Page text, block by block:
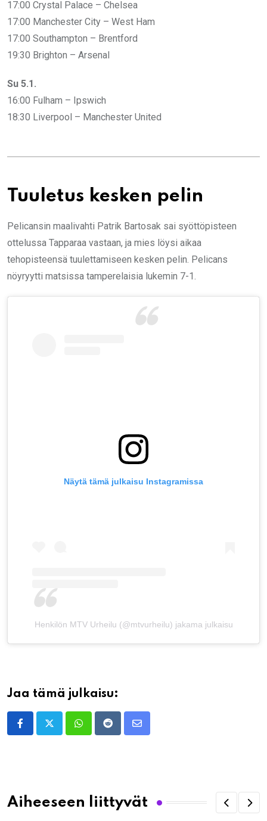
17:00 Crystal Palace – Chelsea
17:00 Manchester City – West Ham
17:00 Southampton – Brentford
19:30 Brighton – Arsenal
Su 5.1.
16:00 Fulham – Ipswich
18:30 Liverpool – Manchester United
Tuuletus kesken pelin
Pelicansin maalivahti Patrik Bartosak sai syöttöpisteen
ottelussa Tapparaa vastaan, ja mies löysi aikaa
tehopisteensä tuulettamiseen kesken pelin. Pelicans
nöyryytti matsissa tamperelaisia lukemin 7-1.
Näytä tämä julkaisu Instagramissa
Henkilön MTV Urheilu (@mtvurheilu) jakama julkaisu
Jaa tämä julkaisu:
WhatsappRedditShare
Aiheeseen liittyvät